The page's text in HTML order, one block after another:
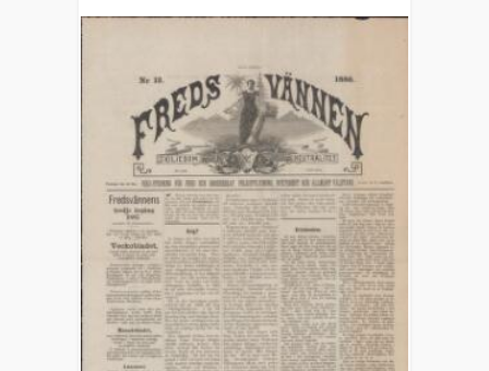
och skiljedomsföreningen i Sverige